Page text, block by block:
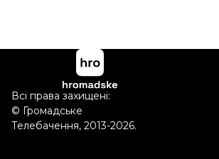
Всі права захищені:
© Громадське
Телебачення, 2013-2026.